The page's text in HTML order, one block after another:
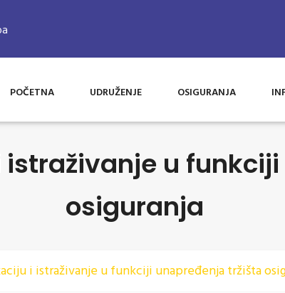
POČETNA UDRUŽENJE OSIGURANJA
u
osiguranja
i istraživanje u funkciji unapređenja tržišta